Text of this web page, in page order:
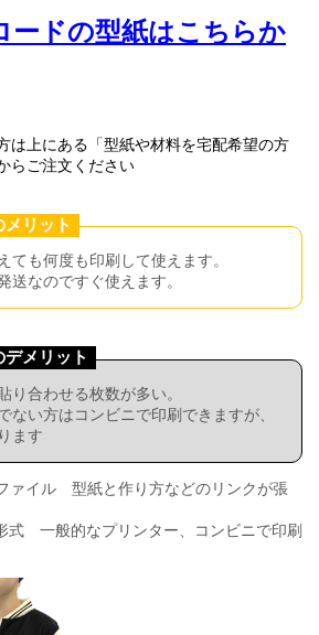
ードの型紙はこちらか
は上にある「型紙や材料を宅配希望の方
らご注文ください
リット
ても何度も印刷して使えます。
送なのですぐ使えます。
メリット
り合わせる枚数が多い。
ない方はコンビニで印刷できますが、
ます
ァイル 型紙と作り方などのリンクが張
式 一般的なプリンター、コンビニで印刷